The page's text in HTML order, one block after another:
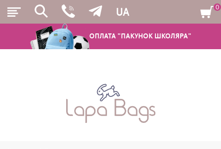
ОПЛАТА "ПАКУНОК ШКОЛЯРА"
UA
ШКІЛЬНІ РЮКЗАКИ ТА РАНЦІ
0